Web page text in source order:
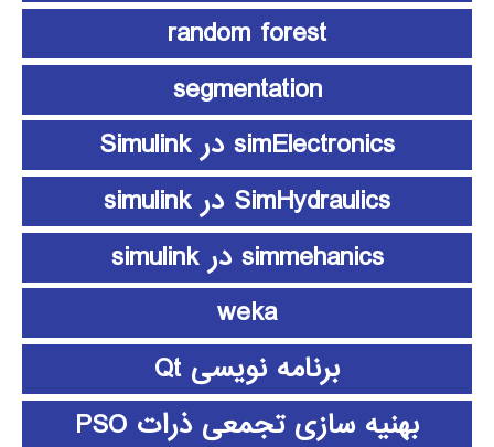
random forest
segmentation
simElectronics در Simulink
SimHydraulics در simulink
simmehanics در simulink
weka
برنامه نویسی Qt
بهنیه سازی تجمعی ذرات PSO